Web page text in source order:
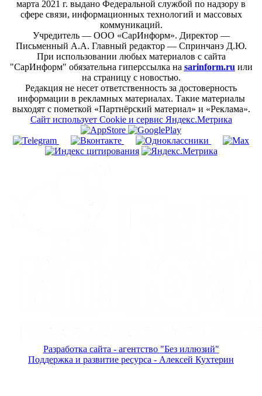
марта 2021 г. выдано Федеральной службой по надзору в
сфере связи, информационных технологий и массовых
коммуникаций.
Учредитель — ООО «СарИнформ». Директор —
Письменный А.А. Главный редактор — Спринчанэ Д.Ю.
При использовании любых материалов с сайта
"СарИнформ" обязательна гиперссылка на sarinform.ru или
на страницу с новостью.
Редакция не несет ответственность за достоверность
информации в рекламных материалах. Такие материалы
выходят с пометкой «Партнёрский материал» и «Реклама».
Сайт использует Cookie и сервиc Яндекс.Метрика
Разработка сайта - агентство "Без иллюзий"
Поддержка и развитие ресурса - Алексей Кухтерин